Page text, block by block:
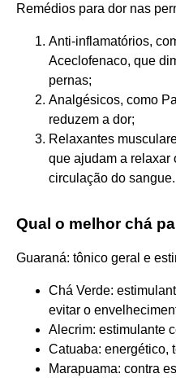
Remédios para dor nas
Anti-inflamatórios,
Aceclofenaco, que
pernas;
Analgésicos, como
reduzem a dor;
Relaxantes
que ajudam a relaxar
circulação do sangue.
Qual o melhor chá
Guaraná: tônico geral e
Chá Verde:
evitar o
Alecrim: estimulante
Catuaba: energético,
Marapuama: contra